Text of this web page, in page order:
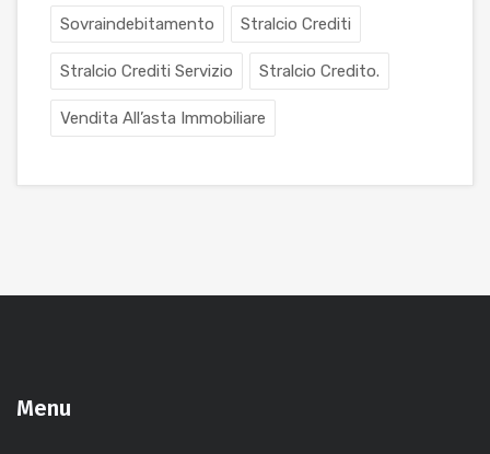
Sovraindebitamento Stralcio Crediti
Stralcio Crediti Servizio Stralcio Credito.
Vendita All’asta Immobiliare
Menu